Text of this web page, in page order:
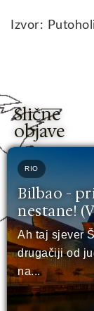
Izvor:
Slične
objave
RIO
Bilbao -
nestane!
Ah taj sjever
drugačiji od
na...